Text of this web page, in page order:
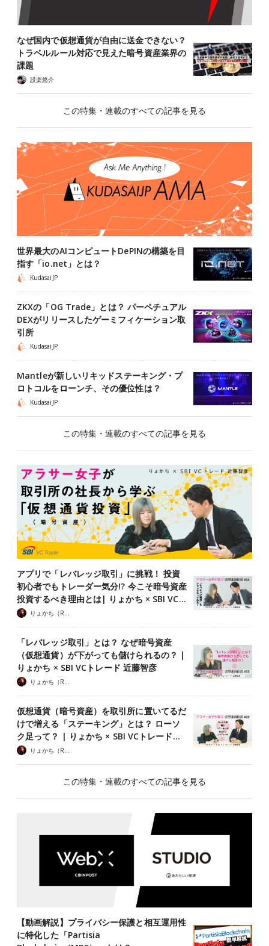
なぜ国内で仮想通貨が自由に送金できない？
トラベルルール対応で見えた暗号資産業界の
課題
設楽悠介
この特集・連載のすべての記事を見る
世界最大のAIコンピュートDePINの構築を目
指す「io.net」とは？
KudasaiJP
ZKXの「OG Trade」とは？ パーペチュアル
DEXがリリースしたゲーミフィケーション取
引所
KudasaiJP
Mantleが新しいリキッドステーキング・プ
ロトコルをローンチ、その優位性は？
KudasaiJP
この特集・連載のすべての記事を見る
アプリで「レバレッジ取引」に挑戦！ 投資
初心者でもトレーダー気分!? 今こそ暗号資産
投資するべき理由とは| りょかち × SBI VC…
りょかち（Ryokachii）
「レバレッジ取引」とは？ なぜ暗号資産
（仮想通貨）が下がっても儲けられるの？ |
りょかち × SBI VCトレード 近藤智彦
りょかち（Ryokachii）
仮想通貨（暗号資産）を取引所に置いてるだ
けで増える「ステーキング」とは？ ローソ
ク足って？ | りょかち × SBI VCトレード…
りょかち（Ryokachii）
この特集・連載のすべての記事を見る
【動画解説】プライバシー保護と相互運用性
に特化した「Partisia